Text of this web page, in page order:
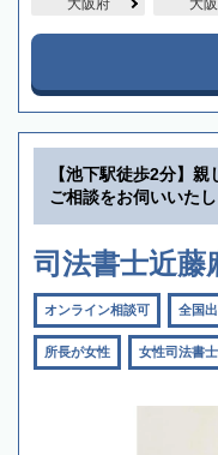
【池下駅徒歩2分】
ご相談をお伺いいた
司法書士近藤
オンライン相談可 全国
所長が女性 女性司法書